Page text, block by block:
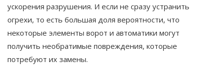
ускорения разрушения. И если не сразу устранить
огрехи, то есть большая доля вероятности, что
некоторые элементы ворот и автоматики могут
получить необратимые повреждения, которые
потребуют их замены.